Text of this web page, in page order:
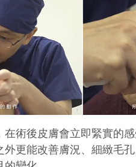
術後皮膚會立即緊實的
更能改善膚況、細緻毛